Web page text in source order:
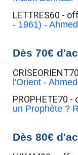
LETTRES60 -
- 1961) -
Dès 70€
l'Orient -
PROPHETE70
un Prophète ?
Dès 80€